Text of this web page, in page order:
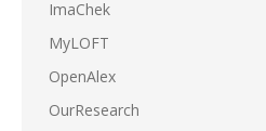
ImaChek
MyLOFT
OpenAlex
OurResearch